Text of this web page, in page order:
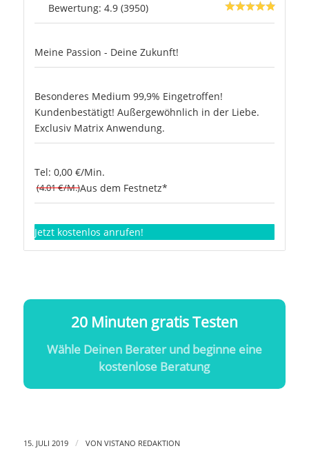
Bewertung: 4.9 (3950)
Meine Passion - Deine Zukunft!
Besonderes Medium 99,9% Eingetroffen!
Kundenbestätigt! Außergewöhnlich in der Liebe.
Exclusiv Matrix Anwendung.
Tel: 0,00 €/Min.
(4.01 €/M.)Aus dem Festnetz*
Jetzt kostenlos anrufen!
20 Minuten gratis Testen
Wähle Deinen Berater und beginne eine
kostenlose Beratung
15. JULI 2019 / VON VISTANO REDAKTION